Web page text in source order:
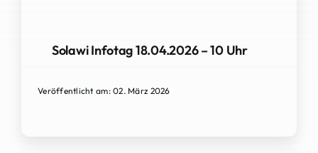
Solawi Infotag 18.04.2026 – 10 Uhr
Veröffentlicht am: 02. März 2026